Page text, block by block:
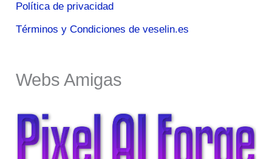
Política de privacidad
Términos y Condiciones de veselin.es
Webs Amigas